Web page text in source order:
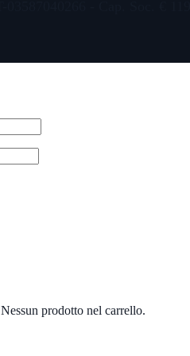
Nessun prodotto nel carrello.